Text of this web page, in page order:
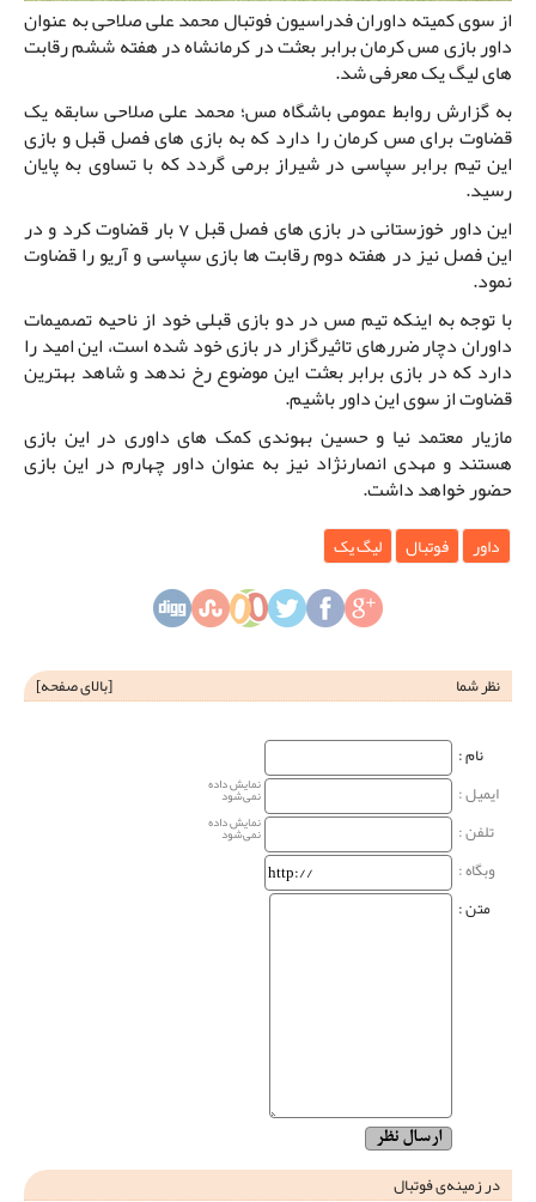
از سوی کمیته داوران فدراسیون فوتبال محمد علی صلاحی به عنوان
داور بازی مس کرمان برابر بعثت در کرمانشاه در هفته ششم رقابت
های لیگ یک معرفی شد.
به گزارش روابط عمومی باشگاه مس؛ محمد علی صلاحی سابقه یک
قضاوت برای مس کرمان را دارد که به بازی های فصل قبل و بازی
این تیم برابر سپاسی در شیراز برمی گردد که با تساوی به پایان
رسید.
این داور خوزستانی در بازی های فصل قبل 7 بار قضاوت کرد و در
این فصل نیز در هفته دوم رقابت ها بازی سپاسی و آریو را قضاوت
نمود.
با توجه به اینکه تیم مس در دو بازی قبلی خود از ناحیه تصمیمات
داوران دچار ضررهای تاثیرگزار در بازی خود شده است، این امید را
دارد که در بازی برابر بعثت این موضوع رخ ندهد و شاهد بهترین
قضاوت از سوی این داور باشیم.
مازیار معتمد نیا و حسین بهوندی کمک های داوری در این بازی
هستند و مهدی انصارنژاد نیز به عنوان داور چهارم در این بازی
حضور خواهد داشت.
داور فوتبال لیگ یک
نظر شما [بالای صفحه]
نام‌ :
ایمیل :
نمایش داده
نمی‌شود
تلفن : نمایش داده
نمی‌شود
وبگاه‌ :
متن :
در زمینه‌ی فوتبال